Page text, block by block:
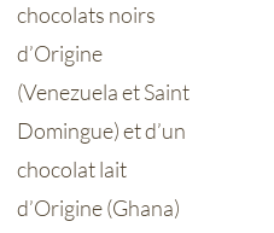
chocolats noirs
d’Origine
(Venezuela et Saint
Domingue) et d’un
chocolat lait
d’Origine (Ghana)